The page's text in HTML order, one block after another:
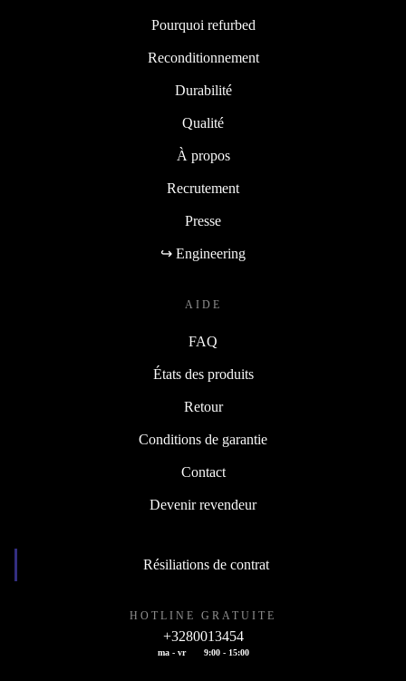
Pourquoi refurbed
Reconditionnement
Durabilité
Qualité
À propos
Recrutement
Presse
↪ Engineering
AIDE
FAQ
États des produits
Retour
Conditions de garantie
Contact
Devenir revendeur
Résiliations de contrat
HOTLINE GRATUITE
+3280013454
ma - vr 9:00 - 15:00